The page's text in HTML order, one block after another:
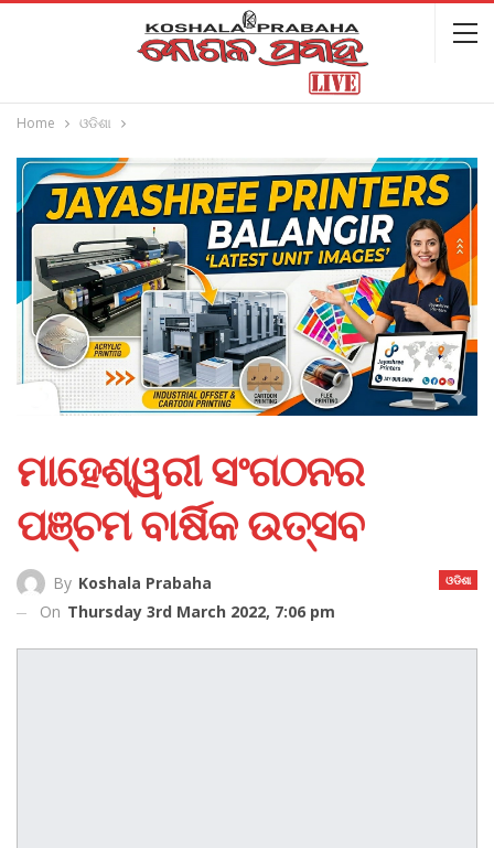
Home ଓଡିଶା
ମାହେଶ୍ୱରୀ ସଂଗଠନର
ପଞ୍ଚମ ବାର୍ଷିକ ଉତ୍ସବ
ଓଡିଶା
By Koshala Prabaha
On Thursday 3rd March 2022, 7:06 pm